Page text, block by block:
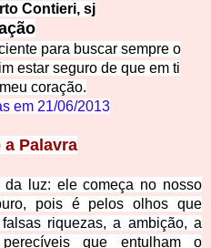
Contieri, sj
para buscar sempre o
estar seguro de que em ti
coração.
em 21/06/2013
Palavra
luz: ele começa no nosso
pois é pelos olhos que
riquezas, a ambição, a
que entulham o